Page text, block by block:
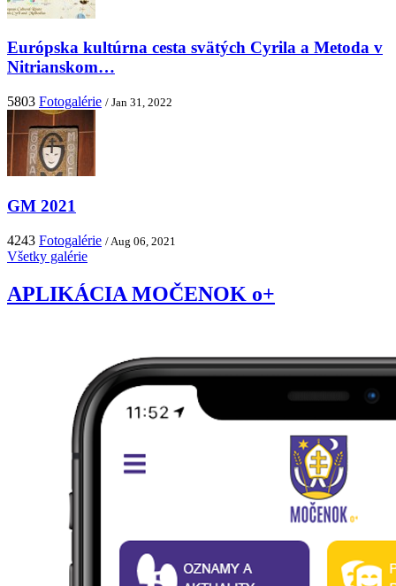
Európska kultúrna cesta svätých Cyrila a Metoda v
Nitrianskom…
5803 Fotogalérie / Jan 31, 2022
GM 2021
4243 Fotogalérie / Aug 06, 2021
Všetky galérie
APLIKÁCIA MOČENOK o+